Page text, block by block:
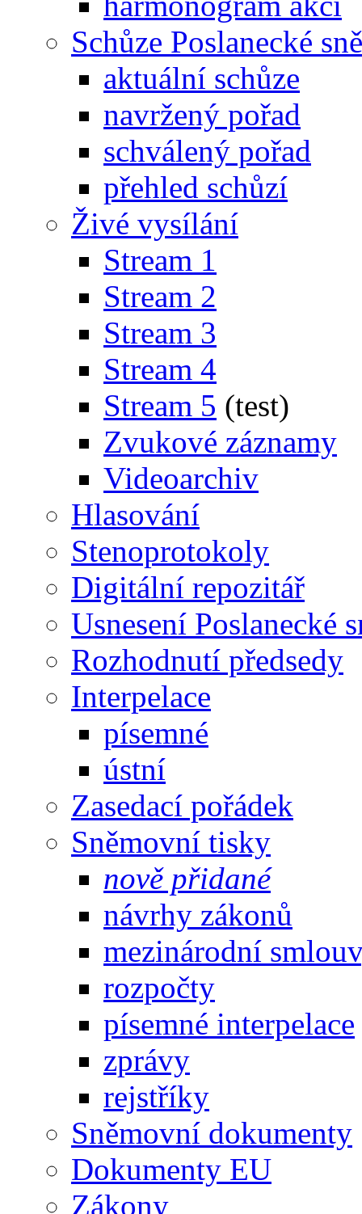
Schůze Poslanecké
aktuální schůze
navržený pořad
schválený pořad
přehled schůzí
Živé vysílání
Stream 1
Stream 2
Stream 3
Stream 4
Stream 5 (test)
Zvukové záznamy
Videoarchiv
Hlasování
Stenoprotokoly
Digitální repozitář
Usnesení Poslanecké
Rozhodnutí předsedy
Interpelace
písemné
ústní
Zasedací pořádek
Sněmovní tisky
nově přidané
návrhy zákonů
mezinárodní
rozpočty
písemné interpelace
zprávy
rejstříky
Sněmovní dokumenty
Dokumenty EU
Zákony